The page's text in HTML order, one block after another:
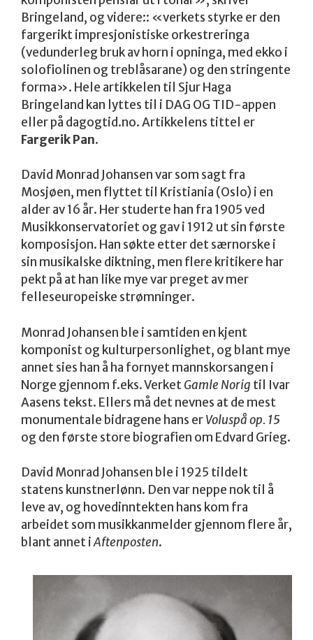
Bringeland, og videre:: «verkets styrke er den
fargerikt impresjonistiske orkestreringa
(vedunderleg bruk av horn i opninga, med ekko i
solofiolinen og treblåsarane) og den stringente
forma». Hele artikkelen til Sjur Haga
Bringeland kan lyttes til i DAG OG TID-appen
eller på dagogtid.no. Artikkelens tittel er
Fargerik Pan.
David Monrad Johansen var som sagt fra
Mosjøen, men flyttet til Kristiania (Oslo) i en
alder av 16 år. Her studerte han fra 1905 ved
Musikkonservatoriet og gav i 1912 ut sin første
komposisjon. Han søkte etter det særnorske i
sin musikalske diktning, men flere kritikere har
pekt på at han like mye var preget av mer
felleseuropeiske strømninger.
Monrad Johansen ble i samtiden en kjent
komponist og kulturpersonlighet, og blant mye
annet sies han å ha fornyet mannskorsangen i
Norge gjennom f.eks. VerketGamle Norig til Ivar
Aasens tekst. Ellers må det nevnes at de mest
monumentale bidragene hans erVoluspå op. 15
og den første store biografien om Edvard Grieg.
David Monrad Johansen ble i 1925 tildelt
statens kunstnerlønn. Den var neppe nok til å
leve av, og hovedinntekten hans kom fra
arbeidet som musikkanmelder gjennom flere år,
blant annet iAftenposten.